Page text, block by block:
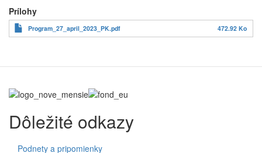
Prílohy
Program_27_april_2023_PK.pdf 472.92 Ko
Dôležité odkazy
Podnety a pripomienky